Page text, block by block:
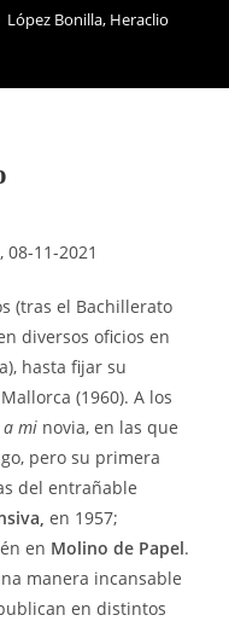
López Bonilla, Heraclio
11-2021
(tras el Bachillerato
diversos oficios en
hasta fijar su
(1960). A los
a mi novia, en las que
pero su primera
del entrañable
en 1957;
en Molino de Papel.
manera incansable
en distintos